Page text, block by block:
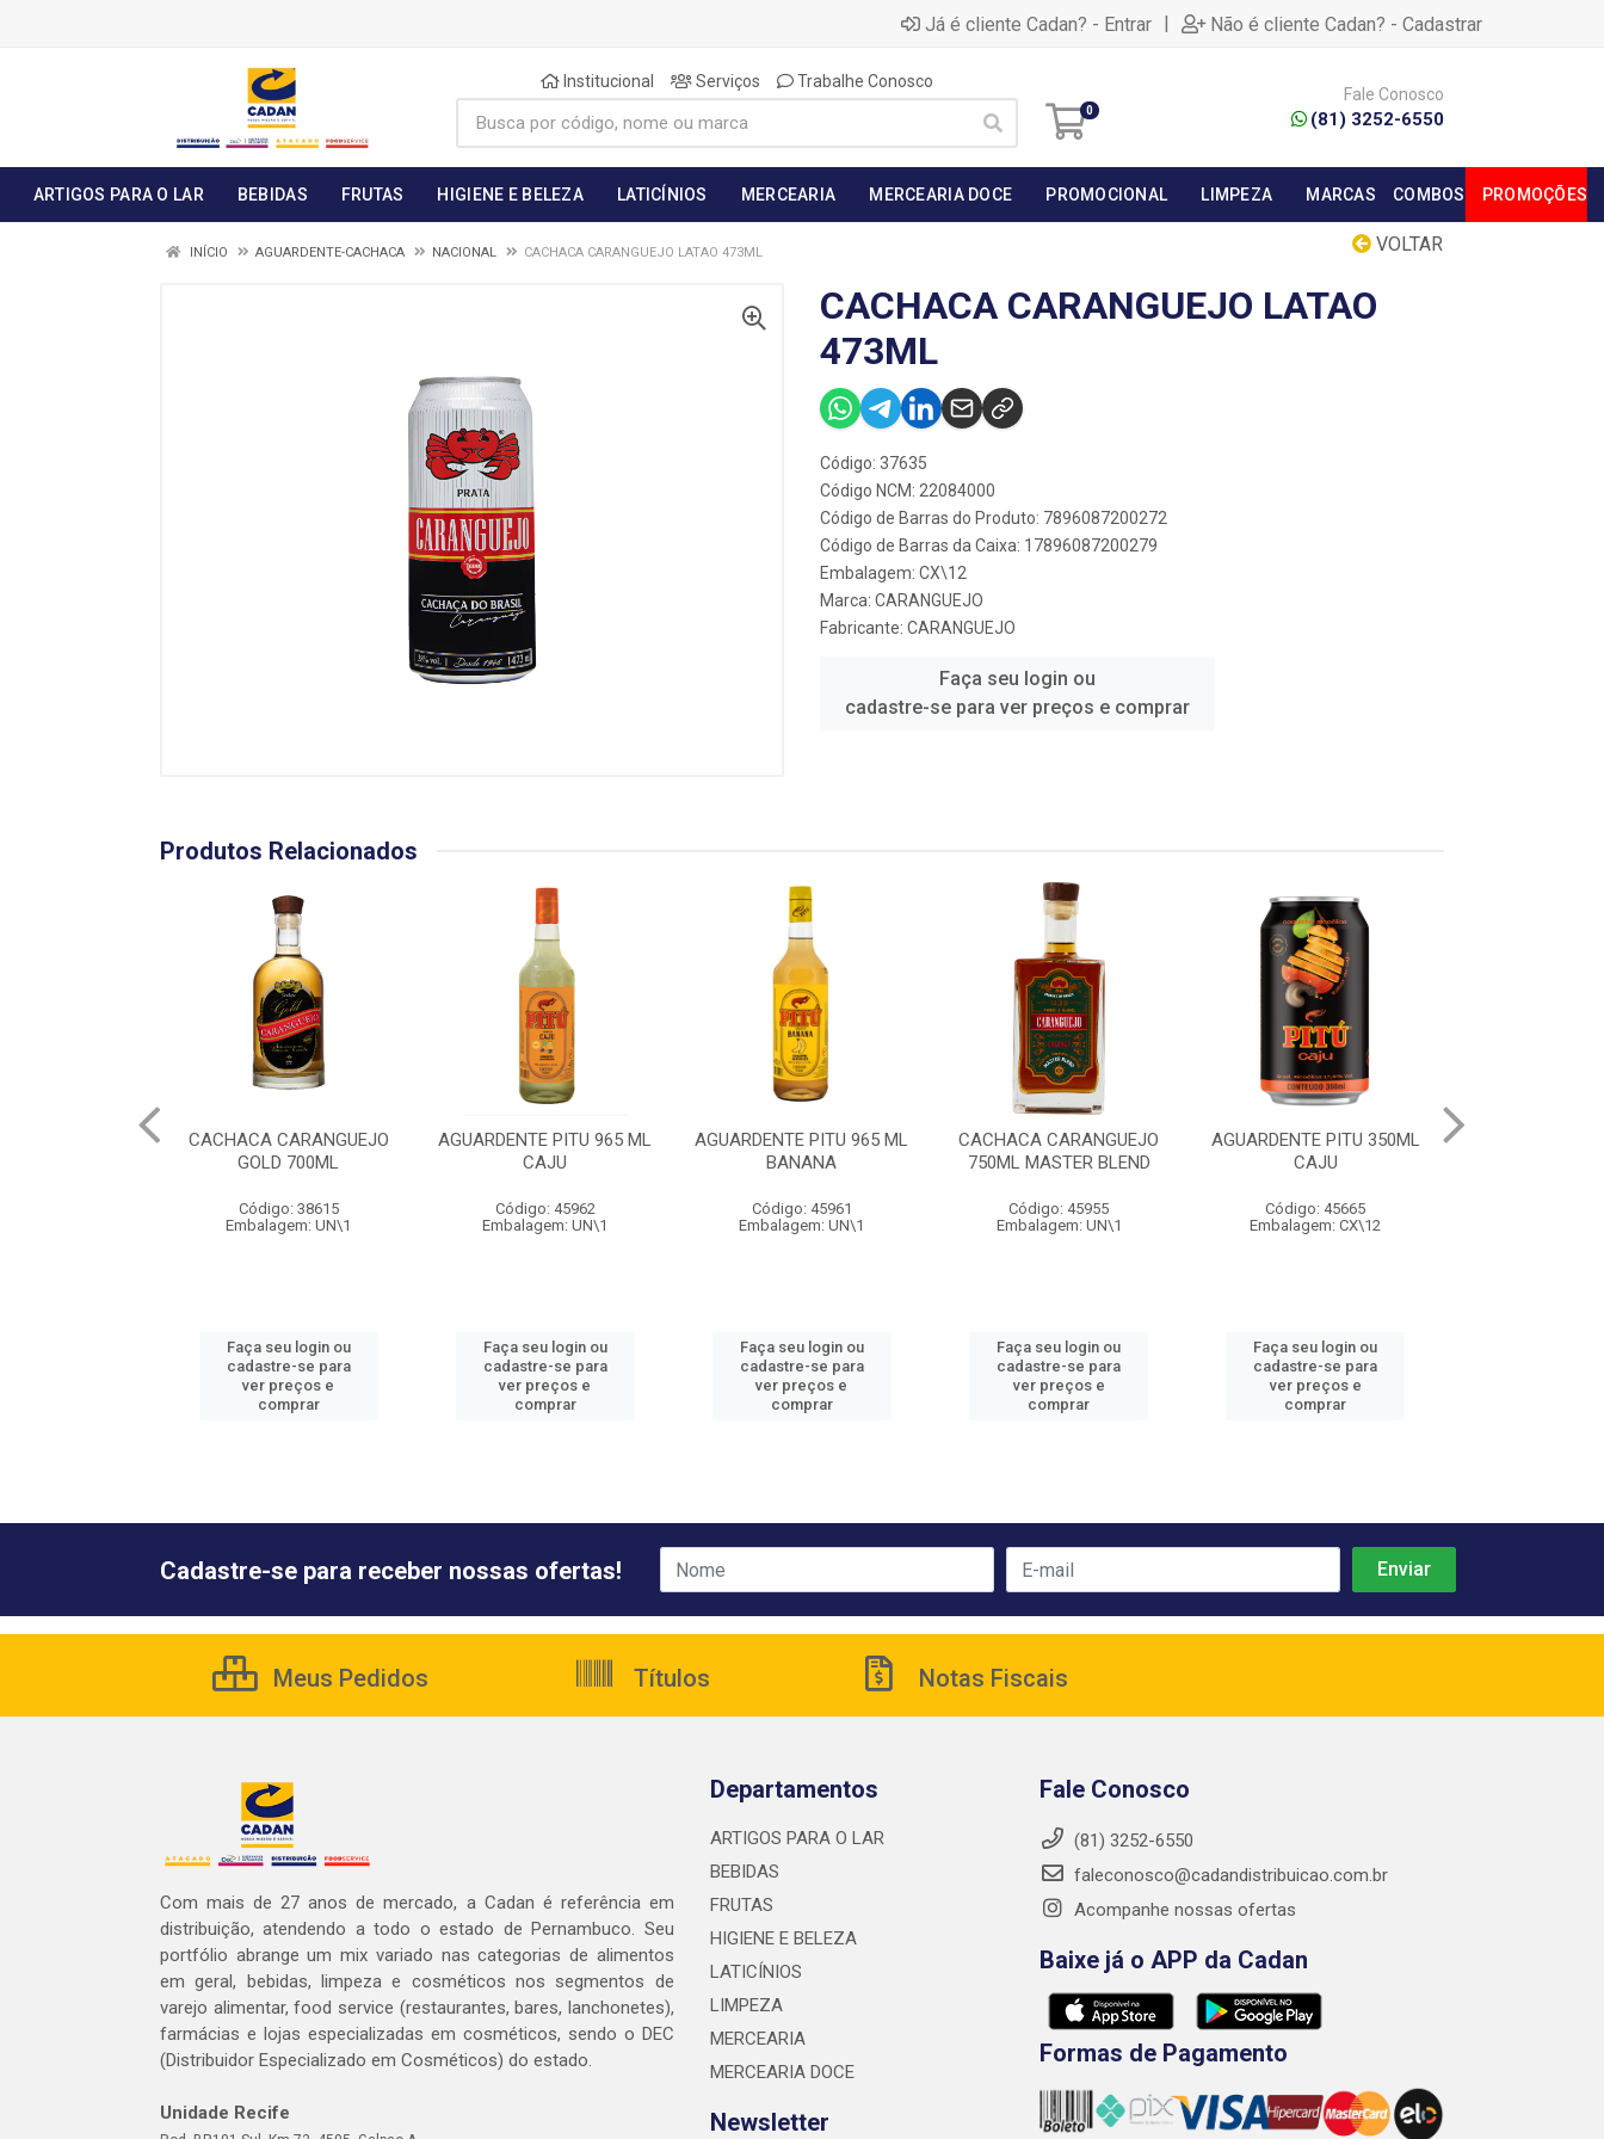
Já é cliente Cadan? - Entrar | Não é cliente Cadan? - Cadastrar
Institucional Serviços Trabalhe Conosco
0
Fale Conosco
(81) 3252-6550
ARTIGOS PARA O LAR BEBIDAS FRUTAS HIGIENE E BELEZA LATICÍNIOS MERCEARIA MERCEARIA DOCE PROMOCIONAL LIMPEZA MARCAS COMBOS PROMOÇÕES
VOLTAR
INÍCIO AGUARDENTE-CACHACA NACIONAL CACHACA CARANGUEJO LATAO 473ML
CACHACA CARANGUEJO LATAO
473ML
Código: 37635
Código NCM: 22084000
Código de Barras do Produto: 7896087200272
Código de Barras da Caixa: 17896087200279
Embalagem: CX\12
Marca: CARANGUEJO
Fabricante: CARANGUEJO
Faça seu login ou
cadastre-se para ver preços e comprar
Produtos Relacionados
CACHACA CARANGUEJO
GOLD 700ML
Código: 38615
Embalagem: UN\1
Faça seu login ou
cadastre-se para
ver preços e
comprar
AGUARDENTE PITU 965 ML
CAJU
Código: 45962
Embalagem: UN\1
Faça seu login ou
cadastre-se para
ver preços e
comprar
AGUARDENTE PITU 965 ML
BANANA
Código: 45961
Embalagem: UN\1
Faça seu login ou
cadastre-se para
ver preços e
comprar
CACHACA CARANGUEJO
750ML MASTER BLEND
Código: 45955
Embalagem: UN\1
Faça seu login ou
cadastre-se para
ver preços e
comprar
AGUARDENTE PITU 350ML
CAJU
Código: 45665
Embalagem: CX\12
Faça seu login ou
cadastre-se para
ver preços e
comprar
Cadastre-se para receber nossas ofertas!
Meus Pedidos Títulos Notas Fiscais
Com mais de 27 anos de mercado, a Cadan é referência em
distribuição, atendendo a todo o estado de Pernambuco. Seu
portfólio abrange um mix variado nas categorias de alimentos
em geral, bebidas, limpeza e cosméticos nos segmentos de
varejo alimentar, food service (restaurantes, bares, lanchonetes),
farmácias e lojas especializadas em cosméticos, sendo o DEC
(Distribuidor Especializado em Cosméticos) do estado.
Unidade Recife
Departamentos
ARTIGOS PARA O LAR
BEBIDAS
FRUTAS
HIGIENE E BELEZA
LATICÍNIOS
LIMPEZA
MERCEARIA
MERCEARIA DOCE
Newsletter
Fale Conosco
(81) 3252-6550
faleconosco@cadandistribuicao.com.br
Acompanhe nossas ofertas
Baixe já o APP da Cadan
Formas de Pagamento